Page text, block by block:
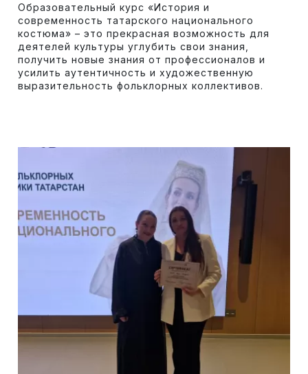
Образовательный курс «История и
современность татарского национального
костюма» – это прекрасная возможность для
деятелей культуры углубить свои знания,
получить новые знания от профессионалов и
усилить аутентичность и художественную
выразительность фольклорных коллективов.